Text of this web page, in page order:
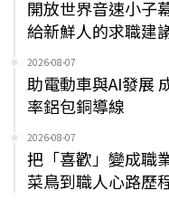
開放世界音速小子
給新鮮人的求職建
2026-08-07
助電動車與AI發展
率鋁包銅導線
2026-08-07
把「喜歡」變成職
菜鳥到職人心路歷